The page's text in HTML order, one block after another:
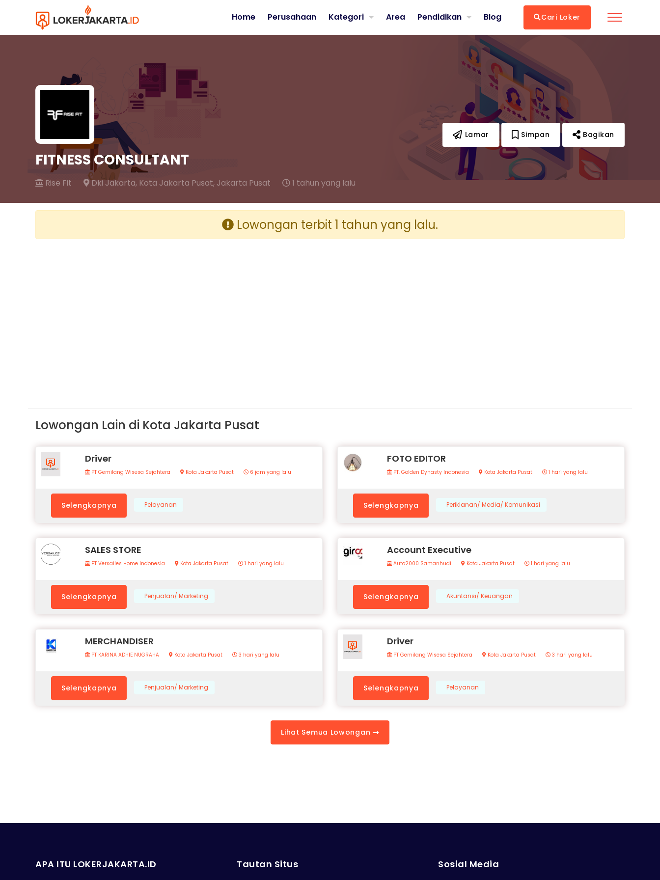
FITNESS CONSULTANT
Rise Fit Dki Jakarta, Kota Jakarta Pusat, Jakarta Pusat 1 tahun yang lalu
Lamar Simpan Bagikan
Home Perusahaan Kategori Area Pendidikan Blog Cari Loker
Lowongan terbit 1 tahun yang lalu.
Lowongan Lain di Kota Jakarta Pusat
Driver
PT Gemilang Wisesa Sejahtera Kota Jakarta Pusat 6 jam yang lalu
Selengkapnya Pelayanan
FOTO EDITOR
PT. Golden Dynasty Indonesia Kota Jakarta Pusat 1 hari yang lalu
Selengkapnya Periklanan/ Media/ Komunikasi
SALES STORE
PT Versailes Home Indonesia Kota Jakarta Pusat 1 hari yang lalu
Selengkapnya Penjualan/ Marketing
Account Executive
Auto2000 Samanhudi Kota Jakarta Pusat 1 hari yang lalu
Selengkapnya Akuntansi/ Keuangan
MERCHANDISER
PT KARINA ADHIE NUGRAHA Kota Jakarta Pusat 3 hari yang lalu
Selengkapnya Penjualan/ Marketing
Driver
PT Gemilang Wisesa Sejahtera Kota Jakarta Pusat 3 hari yang lalu
Selengkapnya Pelayanan
Lihat Semua Lowongan
APA ITU LOKERJAKARTA.ID Tautan Situs Sosial Media